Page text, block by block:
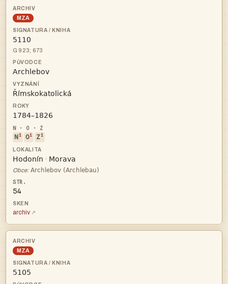
MZA

G 923; 673



Ni Oi Zi
 · 
Obce: 
54
archiv
MZA
